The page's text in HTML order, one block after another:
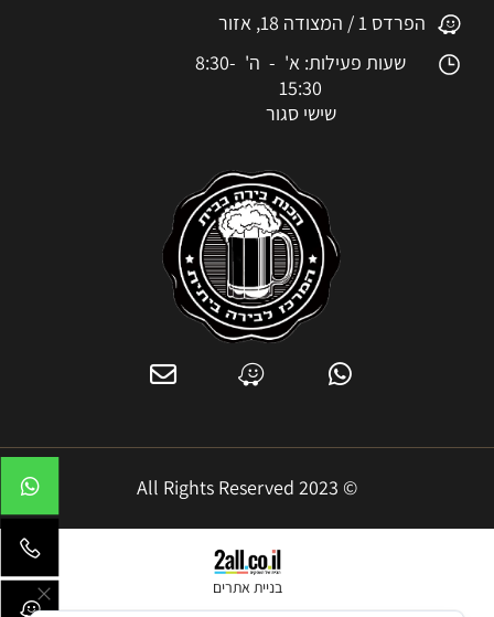
הפרדס 1 / המצודה 18, אזור
שעות פעילות: א' - ה' 8:30-
15:30
שישי סגור
© 2023 All Rights Reserved
בניית אתרים